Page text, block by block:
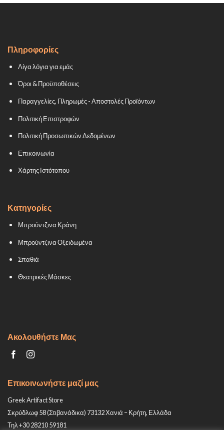
Πληροφορίες
Λίγα λόγια για εμάς
Όροι & Προϋποθέσεις
Παραγγελίες, Πληρωμές - Αποστολές Προϊόντων
Πολιτική Επιστροφών
Πολιτική Προσωπικών Δεδομένων
Επικοινωνία
Χάρτης Ιστότοπου
Κατηγορίες
Μπρούντζινα Κράνη
Μπρούντζινα Οξειδωμένα
Σπαθιά
Θεατρικές Μάσκες
Ακολουθήστε Μας
Επικοινωνήστε μαζί μας
Greek Artifact Store
Σκρύδλωφ 58 (Στιβανάδικα) 73132 Χανιά – Κρήτη, Ελλάδα
Τηλ +30 28210 59181